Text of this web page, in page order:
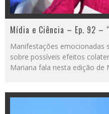
Mídia e Ciência – Ep. 92 –
Manifestações emocionadas
sobre possíveis efeitos
Mariana fala nesta edição de